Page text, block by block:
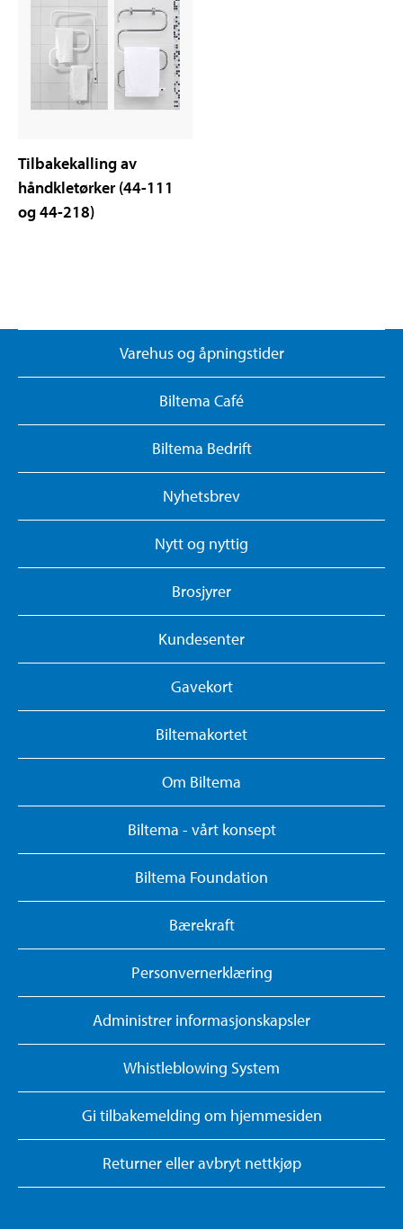
Tilbakekalling av
håndkletørker (44-111
og 44-218)
Varehus og åpningstider
Biltema Café
Biltema Bedrift
Nyhetsbrev
Nytt og nyttig
Brosjyrer
Kundesenter
Gavekort
Biltemakortet
Om Biltema
Biltema - vårt konsept
Biltema Foundation
Bærekraft
Personvernerklæring
Administrer informasjonskapsler
Whistleblowing System
Gi tilbakemelding om hjemmesiden
Returner eller avbryt nettkjøp